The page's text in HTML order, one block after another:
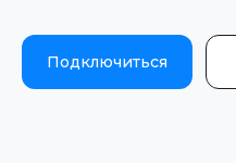
Подключиться